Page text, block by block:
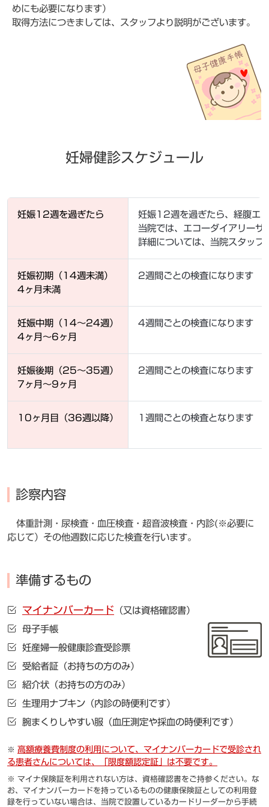
めにも必要になります）
取得方法につきましては、スタッフより説明がございます。
妊婦健診スケジュール
妊娠12週を過ぎたら
妊娠12週を過ぎたら、経腹エ
当院では、エコーダイアリーサ
詳細については、当院スタッフ
妊娠初期（14週未満）
4ヶ月未満
2週間ごとの検査になります
妊娠中期（14～24週）
4ヶ月～6ヶ月
4週間ごとの検査になります
妊娠後期（25～35週）
7ヶ月～9ヶ月
2週間ごとの検査になります
10ヶ月目（36週以降） 1週間ごとの検査となります
診察内容
体重計測・尿検査・血圧検査・超音波検査・内診(※必要に
応じて）その他週数に応じた検査を行います。
準備するもの
マイナンバーカード （又は資格確認書）
母子手帳
妊産婦一般健康診査受診票
受給者証 （お持ちの方のみ）
紹介状 （お持ちの方のみ）
生理用ナプキン （内診の時便利です）
腕まくりしやすい服 （血圧測定や採血の時便利です）
高額療養費制度の利用について、マイナンバーカードで受診され
る患者さんについては、「限度額認定証」は不要です。
マイナ保険証を利用されない方は、資格確認書をご持参ください。な
お、マイナンバーカードを持っているものの健康保険証としての利用登
録を行っていない場合は、当院で設置しているカードリーダーから手続